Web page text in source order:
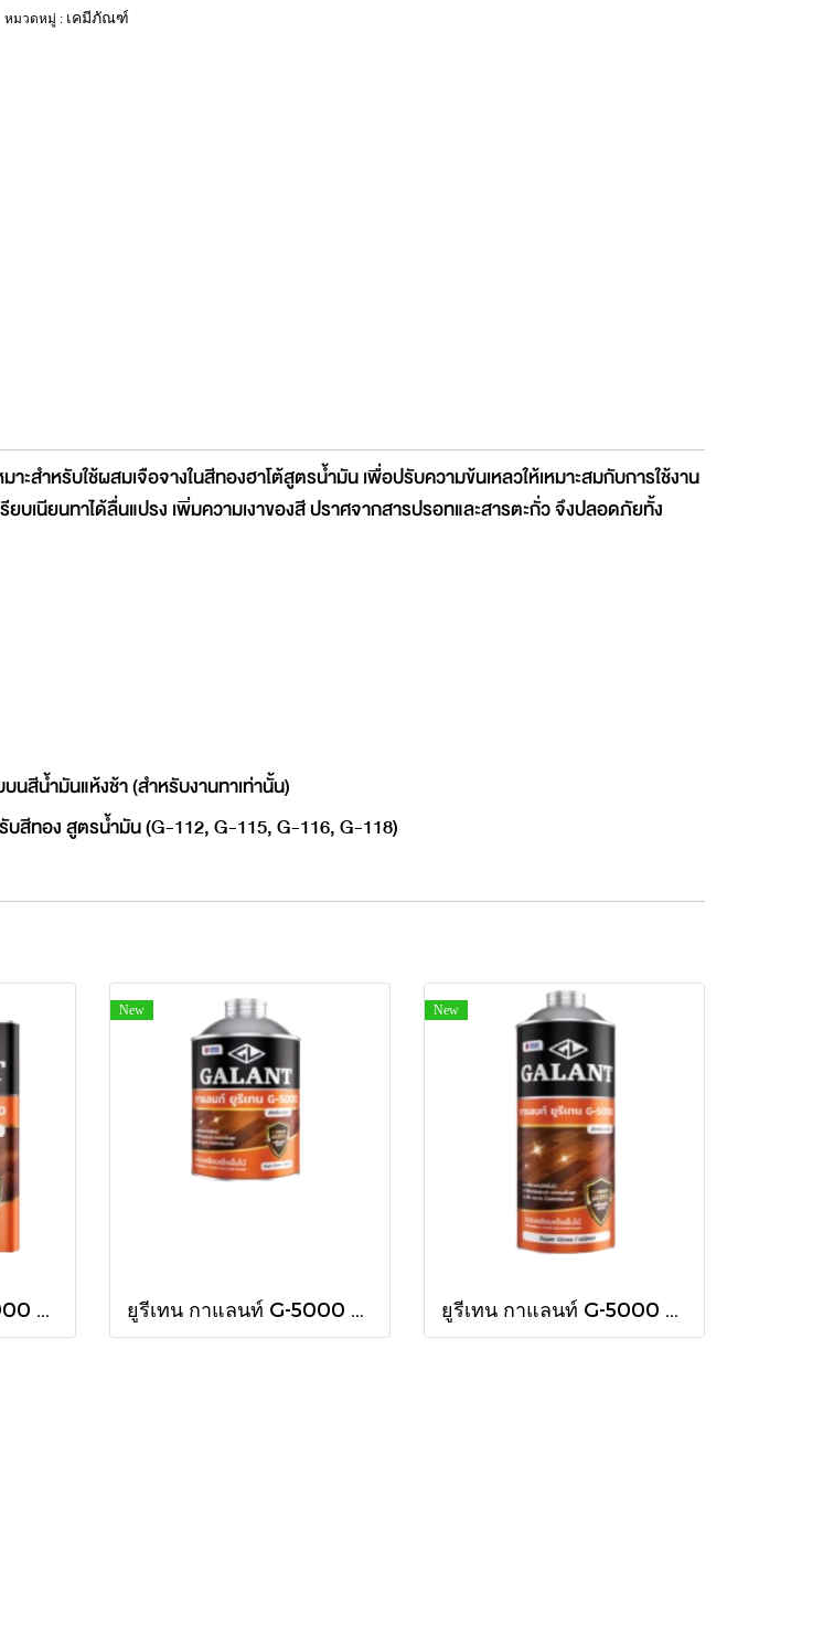
หมวดหมู่ : เคมีภัณฑ์
ำหรับใช้ผสมเจือจางในสีทองฮาโต้สูตรน้ำมัน เพื่อปรับความข้นเหลวให้เหมาะสมกับการใช้งาน
เนียนทาได้ลื่นแปรง เพิ่มความเงาของสี ปราศจากสารปรอทและสารตะกั่ว จึงปลอดภัยทั้ง
สีน้ำมันแห้งช้า (สำหรับงานทาเท่านั้น)
สีทอง สูตรน้ำมัน (G-112, G-115, G-116, G-118)
New New